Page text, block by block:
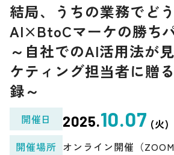
結局、うちの業務でど
AI×BtoCマーケの勝ち
～自社でのAI活用法が
ケティング担当者に贈
録～
開催日 2025.10.07 (火)
開催場所 オンライン開催（ZOOM